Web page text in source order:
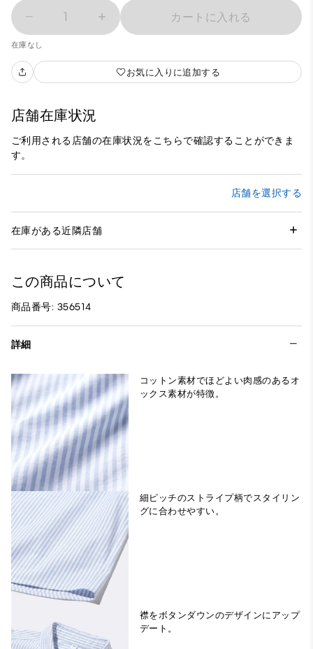
1 カートに入れる
在庫なし
お気に入りに追加する
店舗在庫状況
ご利用される店舗の在庫状況をこちらで確認することができま
す。
店舗を選択する
在庫がある近隣店舗
この商品について
商品番号: 356514
詳細
コットン素材でほどよい肉感のあるオ
ックス素材が特徴。
細ピッチのストライプ柄でスタイリン
グに合わせやすい。
襟をボタンダウンのデザインにアップ
デート。